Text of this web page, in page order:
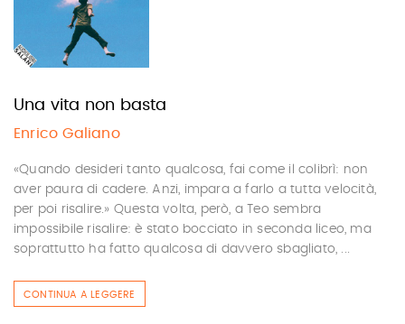
Una vita non basta
Enrico Galiano
«Quando desideri tanto qualcosa, fai come il colibrì: non
aver paura di cadere. Anzi, impara a farlo a tutta velocità,
per poi risalire.» Questa volta, però, a Teo sembra
impossibile risalire: è stato bocciato in seconda liceo, ma
soprattutto ha fatto qualcosa di davvero sbagliato, ...
CONTINUA A LEGGERE